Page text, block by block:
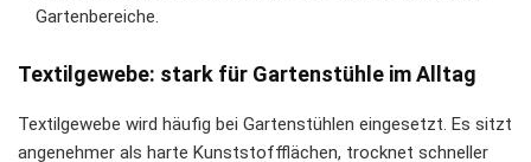
Gartenbereiche.
Textilgewebe: stark für Gartenstühle im Alltag
Textilgewebe wird häufig bei Gartenstühlen eingesetzt. Es sitzt
angenehmer als harte Kunststoffflächen, trocknet schneller